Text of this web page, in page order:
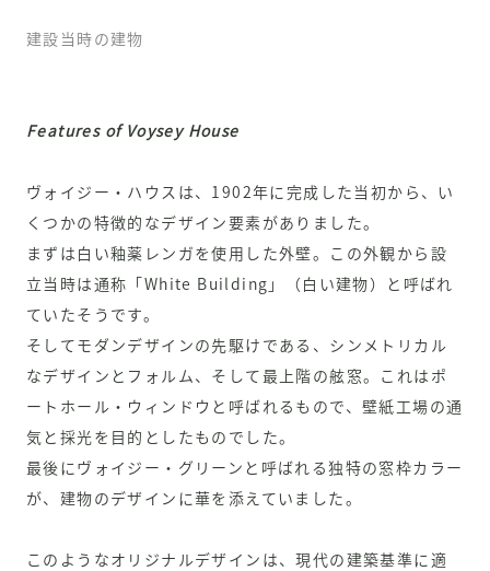
建設当時の建物
Features of Voysey House
ヴォイジー・ハウスは、1902年に完成した当初から、い
くつかの特徴的なデザイン要素がありました。
まずは白い釉薬レンガを使用した外壁。この外観から設
立当時は通称「White Building」（白い建物）と呼ばれ
ていたそうです。
そしてモダンデザインの先駆けである、シンメトリカル
なデザインとフォルム、そして最上階の舷窓。これはポ
ートホール・ウィンドウと呼ばれるもので、壁紙工場の通
気と採光を目的としたものでした。
最後にヴォイジー・グリーンと呼ばれる独特の窓枠カラー
が、建物のデザインに華を添えていました。
このようなオリジナルデザインは、現代の建築基準に適